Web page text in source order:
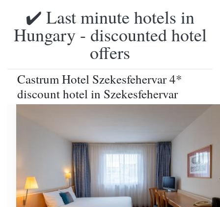
✔️ Last minute hotels in
Hungary - discounted hotel
offers
Castrum Hotel Szekesfehervar 4*
discount hotel in Szekesfehervar